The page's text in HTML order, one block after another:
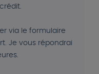
via le formulaire
Je vous répondrai